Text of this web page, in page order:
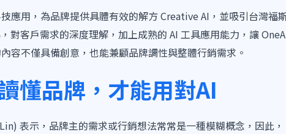
應用，為品牌提供具體有效的解方 Creative AI，並吸引台灣福
對客戶需求的深度理解，加上成熟的 AI 工具應用能力，讓
容不僅具備創意，也能兼顧品牌調性與整體行銷需求。
懂品牌，才能用對AI
表示，品牌主的需求或行銷想法常常是一種模糊概念，因此，